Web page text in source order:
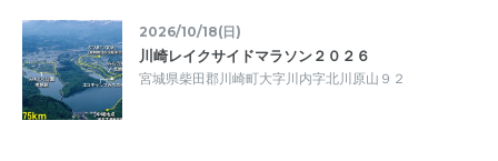
2026/10/18(日)
川崎レイクサイドマラソン２０２６
宮城県柴田郡川崎町大字川内字北川原山９２